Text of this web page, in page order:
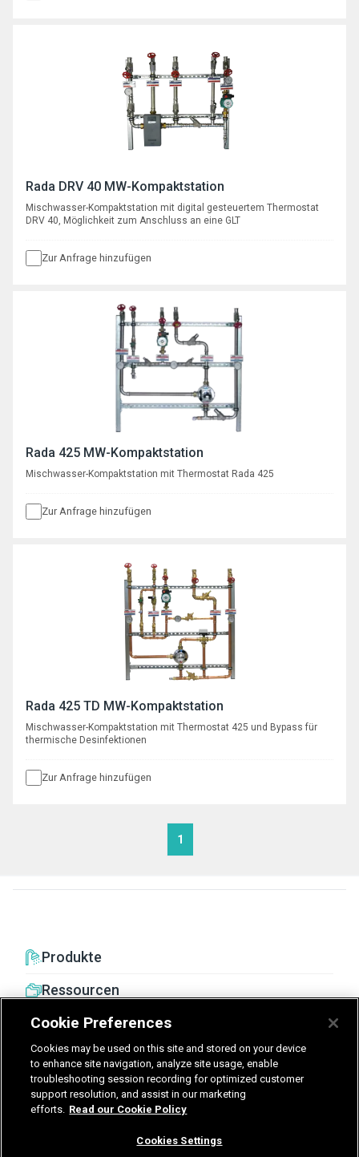
Rada DRV 40 MW-Kompaktstation
Mischwasser-Kompaktstation mit digital gesteuertem Thermostat
DRV 40, Möglichkeit zum Anschluss an eine GLT
Zur Anfrage hinzufügen
Rada 425 MW-Kompaktstation
Mischwasser-Kompaktstation mit Thermostat Rada 425
Zur Anfrage hinzufügen
Rada 425 TD MW-Kompaktstation
Mischwasser-Kompaktstation mit Thermostat 425 und Bypass für
thermische Desinfektionen
Zur Anfrage hinzufügen
1
Produkte
Ressourcen
United Kingdom Germany Nederland
België - Nederlands
Cookie Preferences
Cookies may be used on this site and stored on your device
to enhance site navigation, analyze site usage, enable
troubleshooting session recording for optimized customer
support resolution, and assist in our marketing
efforts. Read our Cookie Policy
Cookies Settings